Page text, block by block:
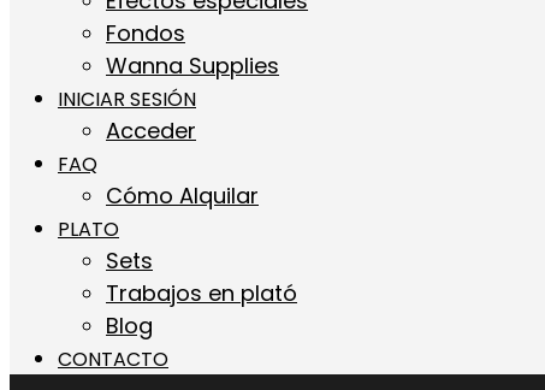
Fondos
Wanna Supplies
INICIAR SESIÓN
Acceder
FAQ
Cómo Alquilar
PLATO
Sets
Trabajos en plató
Blog
CONTACTO